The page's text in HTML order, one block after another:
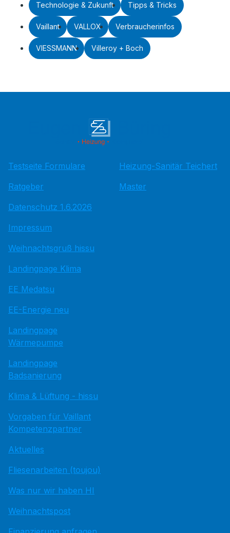
Technologie & Zukunft Tipps & Tricks
Vaillant VALLOX Verbraucherinfos
VIESSMANN Villeroy + Boch
Testseite Formulare
Ratgeber
Datenschutz 1.6.2026
Impressum
Weihnachtsgruß hissu
Landingpage Klima
EE Medatsu
EE-Energie neu
Landingpage
Wärmepumpe
Landingpage
Badsanierung
Klima & Lüftung - hissu
Vorgaben für Vaillant
Kompetenzpartner
Aktuelles
Fliesenarbeiten (toujou)
Was nur wir haben HI
Weihnachtspost
Heizung-Sanitär Teichert
Master